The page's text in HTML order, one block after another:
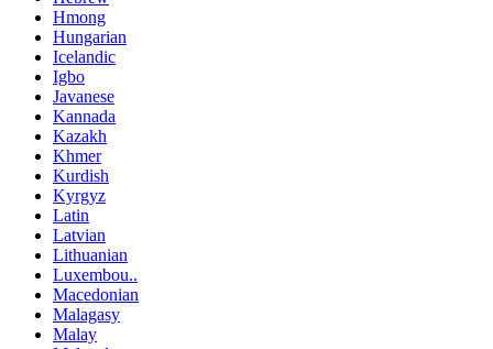
Hmong
Hungarian
Icelandic
Igbo
Javanese
Kannada
Kazakh
Khmer
Kurdish
Kyrgyz
Latin
Latvian
Lithuanian
Luxembou..
Macedonian
Malagasy
Malay